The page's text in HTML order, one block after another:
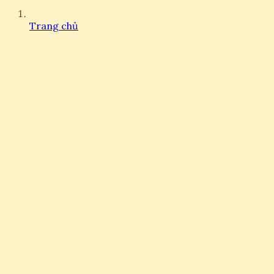
Trang chủ